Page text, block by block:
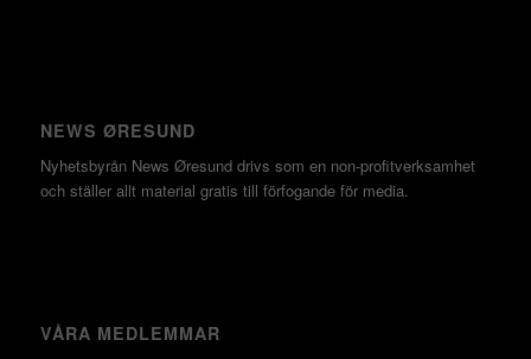
NEWS ØRESUND
Nyhetsbyrån News Øresund drivs som en non-profitverksamhet
och ställer allt material gratis till förfogande för media.
VÅRA MEDLEMMAR